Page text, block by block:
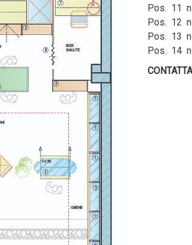
Pos. 11
Pos. 12
Pos. 13
Pos. 14